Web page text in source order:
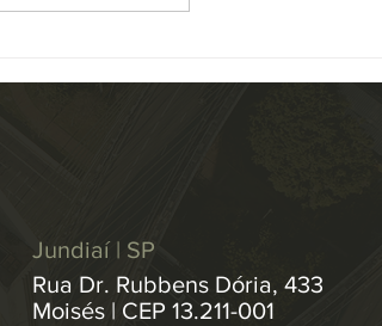
Resolução 547/2024 , que institui
Jundiaí | SP
Rua Dr. Rubbens Dória, 433
Moisés | CEP 13.211-001